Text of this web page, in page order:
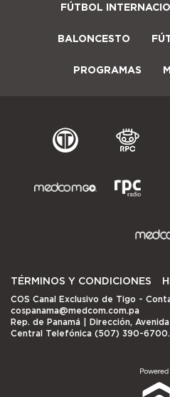
FÚTBOL
BALONCESTO
PROGRAMAS
TÉRMINOS Y CONDICIONES
COS Canal Exclusivo de Tigo -
cospanama@medcom.com.pa
Rep. de Panamá | Dirección,
Central Telefónica (507) 390-6700.